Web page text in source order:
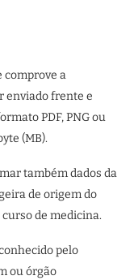
comprove a
enviado frente e
PDF, PNG ou
(MB).
também dados da
de origem do
de medicina.
pelo
ou órgão